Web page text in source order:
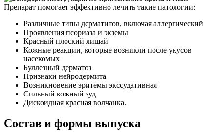
Препарат помогает эффективно лечить такие патологии:
Различные типы дерматитов, включая аллергический
Проявления псориаза и экземы
Красный плоский лишай
Кожные реакции, которые возникли после укусов
насекомых
Буллезный дерматоз
Признаки нейродермита
Возникновение эритемы экссудативная
Сильный кожный зуд
Дискоидная красная волчанка.
Состав и формы выпуска